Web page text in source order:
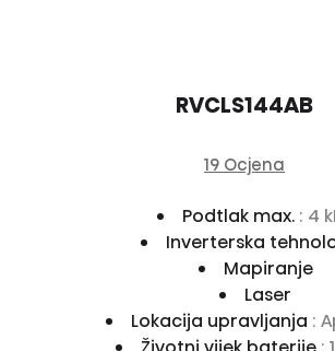
RVCLS144AB
19 Ocjena
Podtlak max. : 4
Inverterska
Mapiranje
Laser
Lokacija upravljanja :